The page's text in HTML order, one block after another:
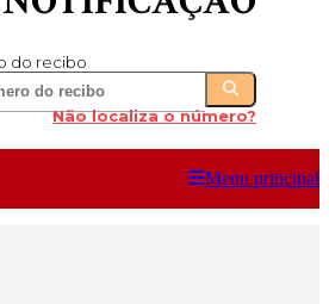
do recibo
Não localiza o número?
Menu principal